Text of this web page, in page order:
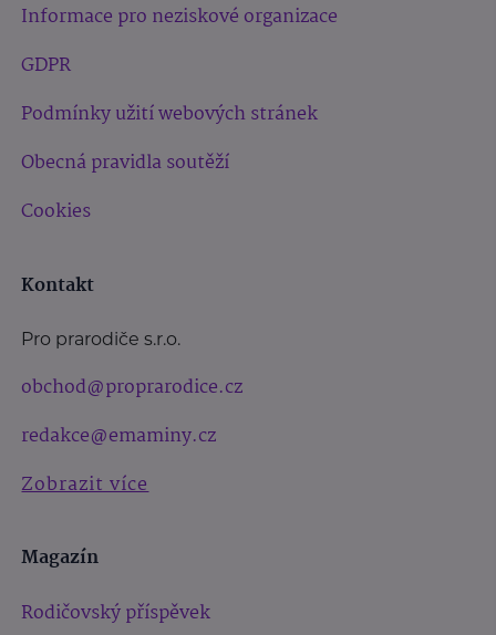
Informace pro neziskové organizace
GDPR
Podmínky užití webových stránek
Obecná pravidla soutěží
Cookies
Kontakt
Pro prarodiče s.r.o.
obchod@proprarodice.cz
redakce@emaminy.cz
Zobrazit více
Magazín
Rodičovský příspěvek